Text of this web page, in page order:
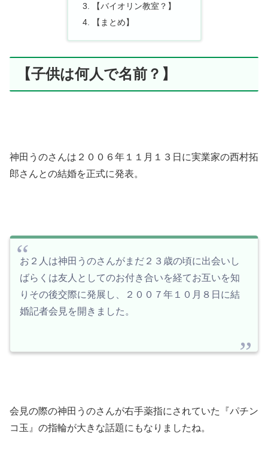
【バイオリン教室？】
【まとめ】
【子供は何人で名前？】
神田うのさんは２００６年１１月１３日に実業家の西村拓
郎さんとの結婚を正式に発表。
お２人は神田うのさんがまだ２３歳の頃に出会いし
ばらくは友人としてのお付き合いを経てお互いを知
りその後交際に発展し、２００７年１０月８日に結
婚記者会見を開きました。
会見の際の神田うのさんが右手薬指にされていた『パチン
コ玉』の指輪が大きな話題にもなりましたね。